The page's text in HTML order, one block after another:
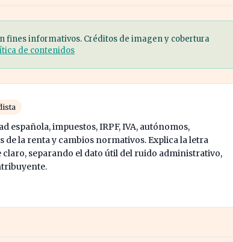
fines informativos. Créditos de imagen y cobertura
de contenidos
española, impuestos, IRPF, IVA, autónomos,
de la renta y cambios normativos. Explica la letra
separando el dato útil del ruido administrativo,